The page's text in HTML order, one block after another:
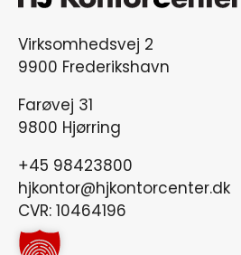
Virksomhedsvej 2
9900 Frederikshavn
Farøvej 31
9800 Hjørring
+45 98423800
hjkontor@hjkontorcenter.dk
CVR: 10464196